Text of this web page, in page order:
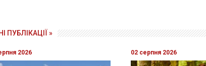
ПУБЛІКАЦІЇ »
2026 02 серпня 2026